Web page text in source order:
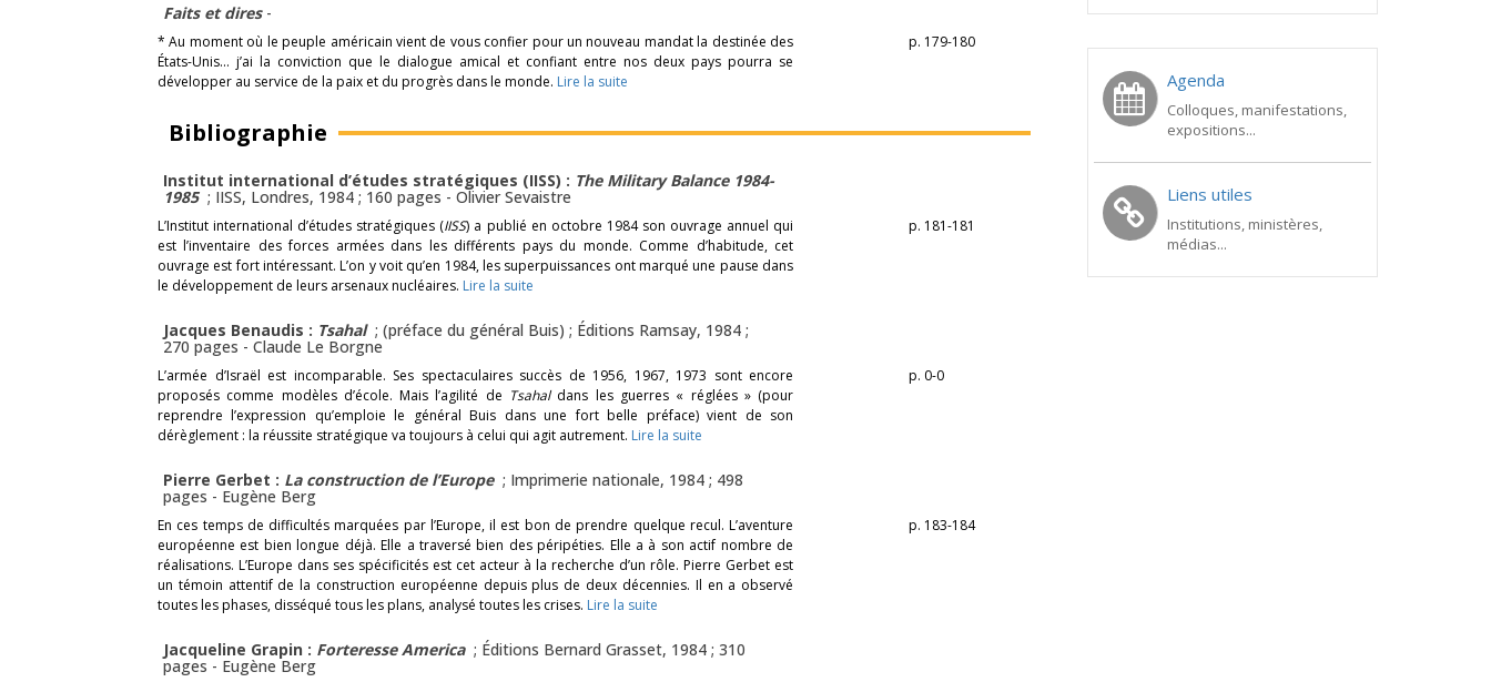
Faits et dires -
* Au moment où le peuple américain vient de vous confier pour un nouveau mandat la destinée des
États-Unis… j’ai la conviction que le dialogue amical et confiant entre nos deux pays pourra se
développer au service de la paix et du progrès dans le monde. Lire la suite
p. 179-180
Bibliographie
Institut international d’études stratégiques (IISS) : The Military Balance 1984-
1985 ; IISS, Londres, 1984 ; 160 pages - Olivier Sevaistre
L’Institut international d’études stratégiques (IISS) a publié en octobre 1984 son ouvrage annuel qui
est l’inventaire des forces armées dans les différents pays du monde. Comme d’habitude, cet
ouvrage est fort intéressant. L’on y voit qu’en 1984, les superpuissances ont marqué une pause dans
le développement de leurs arsenaux nucléaires. Lire la suite
p. 181-181
Jacques Benaudis : Tsahal ; (préface du général Buis) ; Éditions Ramsay, 1984 ;
270 pages - Claude Le Borgne
L’armée d’Israël est incomparable. Ses spectaculaires succès de 1956, 1967, 1973 sont encore
proposés comme modèles d’école. Mais l’agilité de Tsahaldans les guerres « réglées » (pour
reprendre l’expression qu’emploie le général Buis dans une fort belle préface) vient de son
dérèglement : la réussite stratégique va toujours à celui qui agit autrement. Lire la suite
p. 0-0
Pierre Gerbet : La construction de l’Europe ; Imprimerie nationale, 1984 ; 498
pages - Eugène Berg
En ces temps de difficultés marquées par l’Europe, il est bon de prendre quelque recul. L’aventure
européenne est bien longue déjà. Elle a traversé bien des péripéties. Elle a à son actif nombre de
réalisations. L’Europe dans ses spécificités est cet acteur à la recherche d’un rôle. Pierre Gerbet est
un témoin attentif de la construction européenne depuis plus de deux décennies. Il en a observé
toutes les phases, disséqué tous les plans, analysé toutes les crises. Lire la suite
p. 183-184
Jacqueline Grapin : Forteresse America ; Éditions Bernard Grasset, 1984 ; 310
pages - Eugène Berg
Agenda
Colloques, manifestations,
expositions...
Liens utiles
Institutions, ministères,
médias...